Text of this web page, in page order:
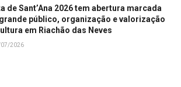
de Sant’Ana 2026 tem abertura marcada
público, organização e valorização
em Riachão das Neves
2026